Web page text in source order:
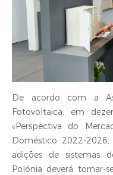
De acordo com a
Fotovoltaica, em
«Perspectiva do
Doméstico 2022-
adições de sistemas
Polónia deverá tornar-